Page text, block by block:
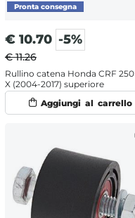
€ 10.70 -5%
€ 11.26
Rullino catena Honda CRF 250
X (2004-2017) superiore